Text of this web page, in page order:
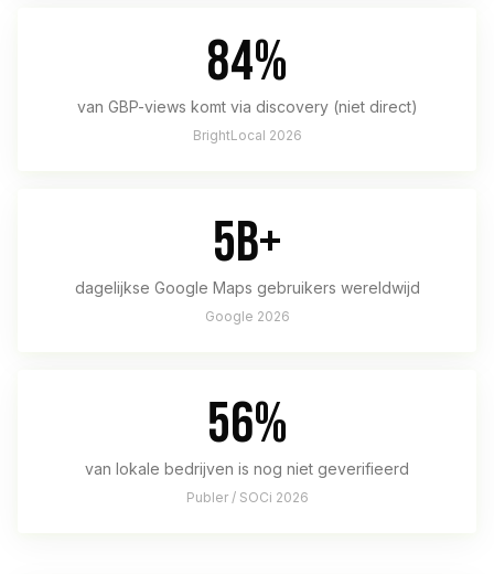
84%
van GBP-views komt via discovery (niet direct)
BrightLocal 2026
5B+
dagelijkse Google Maps gebruikers wereldwijd
Google 2026
56%
van lokale bedrijven is nog niet geverifieerd
Publer / SOCi 2026